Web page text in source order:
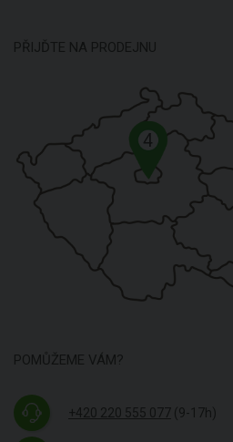
PŘIJĎTE NA PRODEJNU
4
POMŮŽEME VÁM?
+420 220 555 077 (9-17h)